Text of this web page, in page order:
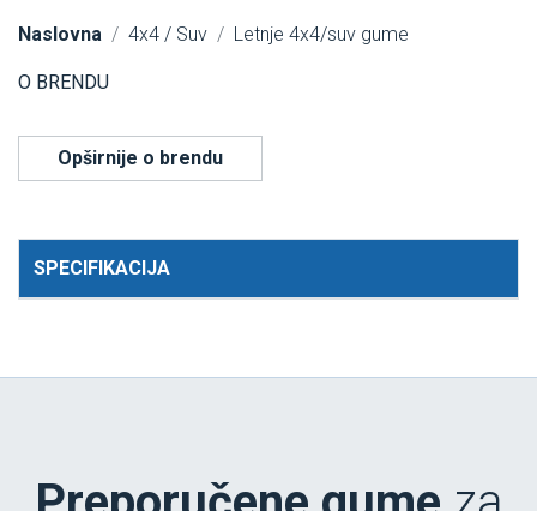
Naslovna 4x4 / Suv Letnje 4x4/suv gume
O BRENDU
Opširnije o brendu
SPECIFIKACIJA